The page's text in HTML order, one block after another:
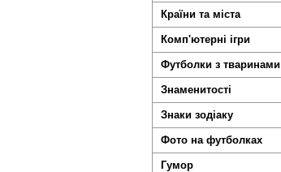
Країни та міста
Комп'ютерні ігри
Футболки з тваринами
Знаменитості
Знаки зодіаку
Фото на футболках
Гумор